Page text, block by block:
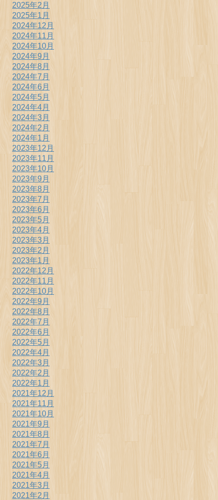
2025年2月
2025年1月
2024年12月
2024年11月
2024年10月
2024年9月
2024年8月
2024年7月
2024年6月
2024年5月
2024年4月
2024年3月
2024年2月
2024年1月
2023年12月
2023年11月
2023年10月
2023年9月
2023年8月
2023年7月
2023年6月
2023年5月
2023年4月
2023年3月
2023年2月
2023年1月
2022年12月
2022年11月
2022年10月
2022年9月
2022年8月
2022年7月
2022年6月
2022年5月
2022年4月
2022年3月
2022年2月
2022年1月
2021年12月
2021年11月
2021年10月
2021年9月
2021年8月
2021年7月
2021年6月
2021年5月
2021年4月
2021年3月
2021年2月